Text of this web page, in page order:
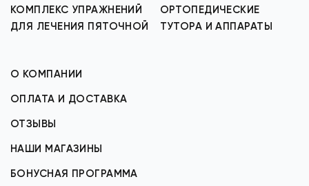
КОМПЛЕКС УПРАЖНЕНИЙ
ДЛЯ ЛЕЧЕНИЯ ПЯТОЧНОЙ
ОРТОПЕДИЧЕСКИЕ
ТУТОРА И АППАРАТЫ
О КОМПАНИИ
ОПЛАТА И ДОСТАВКА
ОТЗЫВЫ
НАШИ МАГАЗИНЫ
БОНУСНАЯ ПРОГРАММА